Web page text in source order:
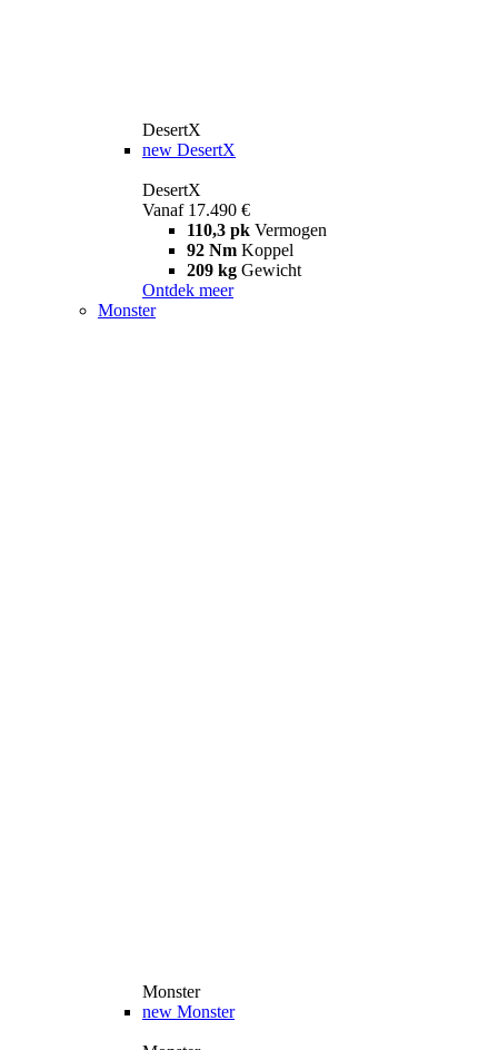
DesertX
new DesertX
DesertX
Vanaf 17.490 €
110,3 pk Vermogen
92 Nm Koppel
209 kg Gewicht
Ontdek meer
Monster
Monster
new Monster